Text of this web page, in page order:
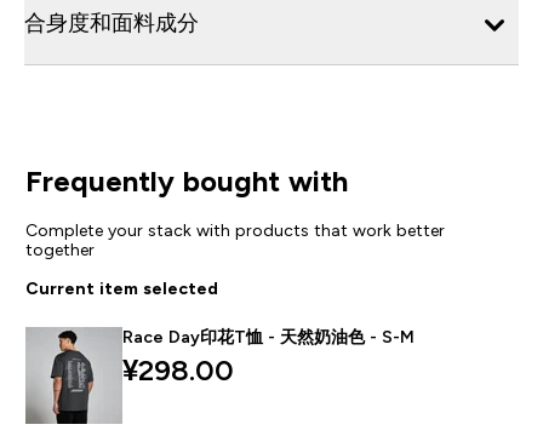
合身度和面料成分
Frequently bought with
Complete your stack with products that work better
together
Current item selected
Race Day印花T恤 - 天然奶油色 - S-M
¥298.00‎